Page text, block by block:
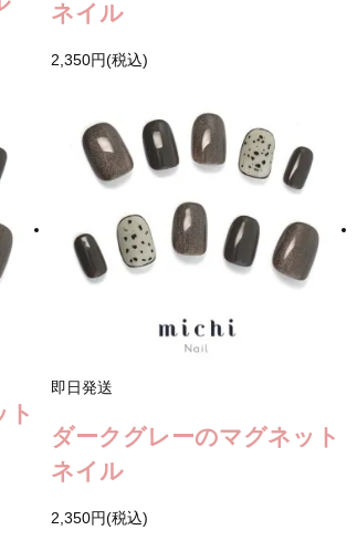
ネイル
2,350円(税込)
ト
即日発送
ダークグレーのマグネット
ネイル
2,350円(税込)